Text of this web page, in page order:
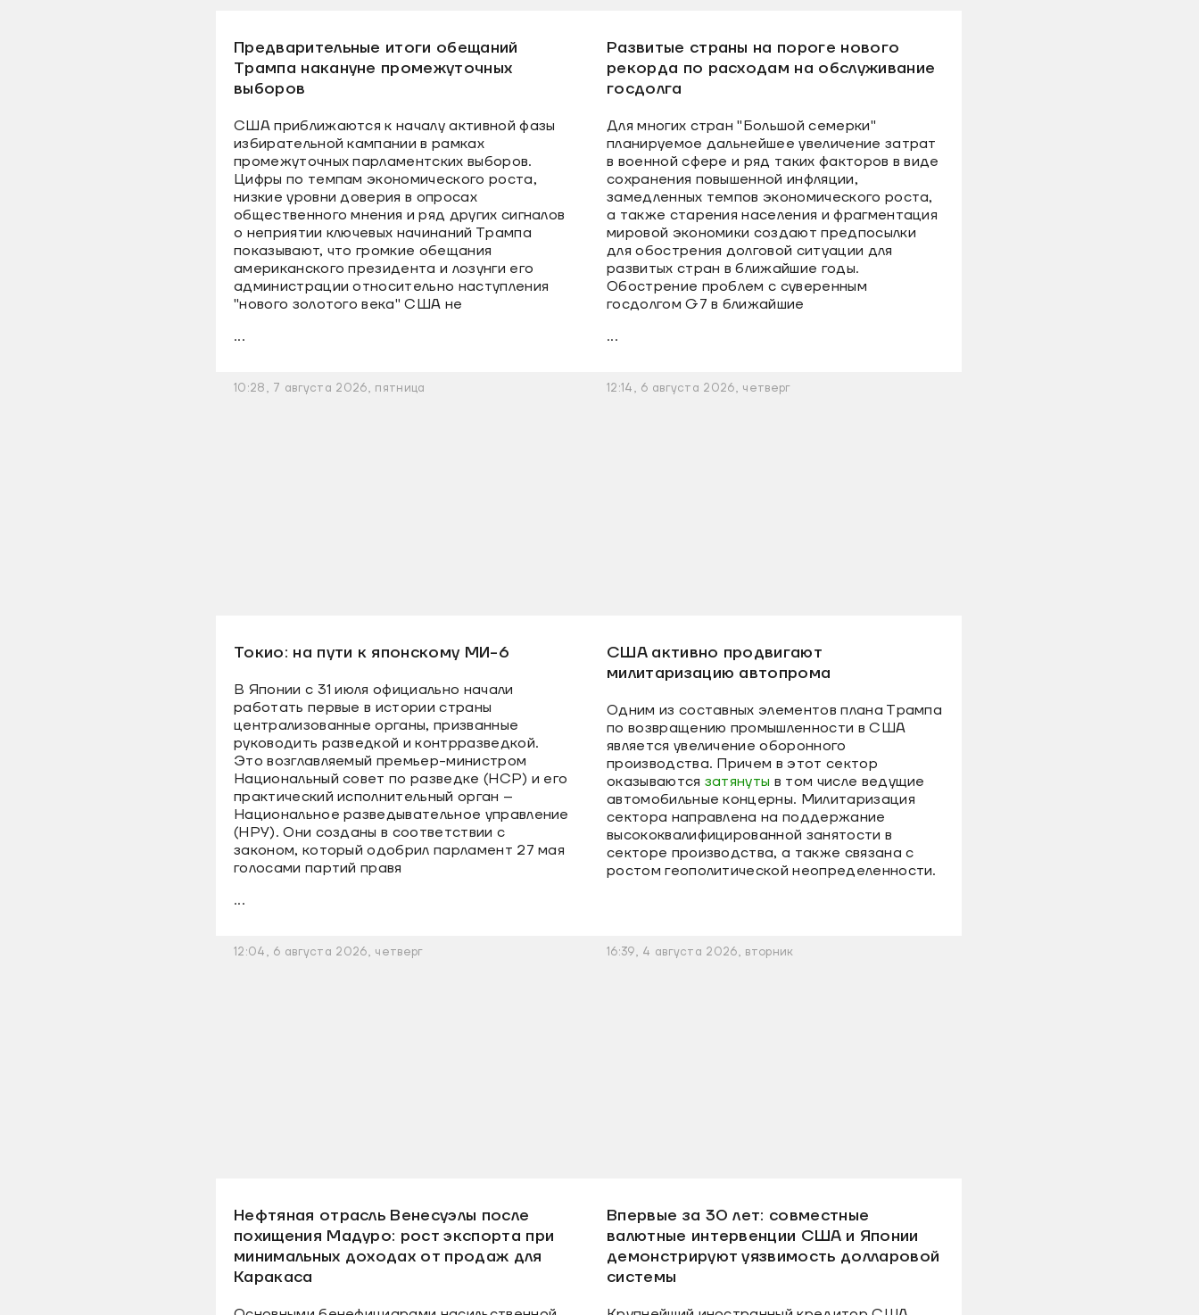
Предварительные итоги обещаний
Трампа накануне промежуточных
выборов
США приближаются к началу активной фазы
избирательной кампании в рамках
промежуточных парламентских выборов.
Цифры по темпам экономического роста,
низкие уровни доверия в опросах
общественного мнения и ряд других сигналов
о неприятии ключевых начинаний Трампа
показывают, что громкие обещания
американского президента и лозунги его
администрации относительно наступления
"нового золотого века" США не
...
Развитые страны на пороге нового
рекорда по расходам на обслуживание
госдолга
Для многих стран "Большой семерки"
планируемое дальнейшее увеличение затрат
в военной сфере и ряд таких факторов в виде
сохранения повышенной инфляции,
замедленных темпов экономического роста,
а также старения населения и фрагментация
мировой экономики создают предпосылки
для обострения долговой ситуации для
развитых стран в ближайшие годы.
Обострение проблем с суверенным
госдолгом G7 в ближайшие
...
10:28, 7 августа 2026, пятница
Токио: на пути к японскому МИ-6
В Японии с 31 июля официально начали
работать первые в истории страны
централизованные органы, призванные
руководить разведкой и контрразведкой.
Это возглавляемый премьер-министром
Национальный совет по разведке (НСР) и его
практический исполнительный орган –
Национальное разведывательное управление
(НРУ). Они созданы в соответствии с
законом, который одобрил парламент 27 мая
голосами партий правя
...
12:14, 6 августа 2026, четверг
США активно продвигают
милитаризацию автопрома
Одним из составных элементов плана Трампа
по возвращению промышленности в США
является увеличение оборонного
производства. Причем в этот сектор
оказываются затянуты в том числе ведущие
автомобильные концерны. Милитаризация
сектора направлена на поддержание
высококвалифицированной занятости в
секторе производства, а также связана с
ростом геополитической неопределенности.
12:04, 6 августа 2026, четверг
Нефтяная отрасль Венесуэлы после
похищения Мадуро: рост экспорта при
минимальных доходах от продаж для
Каракаса
16:39, 4 августа 2026, вторник
Впервые за 30 лет: совместные
валютные интервенции США и Японии
демонстрируют уязвимость долларовой
системы